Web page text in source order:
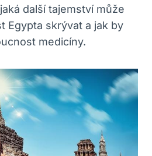
další tajemství může
Egypta skrývat a jak by
medicíny.